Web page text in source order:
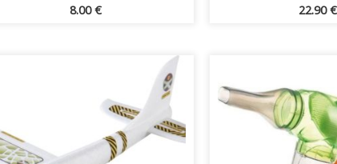
8.00€ 22.90€